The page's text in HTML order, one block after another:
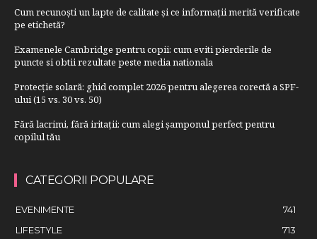
Cum recunoști un lapte de calitate și ce informații merită verificate
pe etichetă?
Examenele Cambridge pentru copii: cum eviti pierderile de
puncte si obtii rezultate peste media nationala
Protecție solară: ghid complet 2026 pentru alegerea corectă a SPF-
ului (15 vs. 30 vs. 50)
Fără lacrimi, fără iritații: cum alegi șamponul perfect pentru
copilul tău
CATEGORII POPULARE
EVENIMENTE
741
LIFESTYLE
713